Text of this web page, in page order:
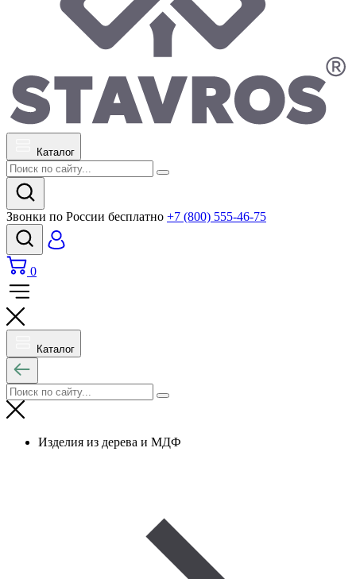
Каталог
Звонки по России бесплатно +7 (800) 555-46-75
0
Каталог
Изделия из дерева и МДФ